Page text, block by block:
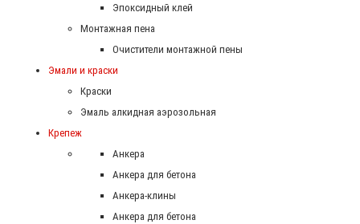
Эпоксидный клей
Монтажная пена
Очистители монтажной пены
Эмали и краски
Краски
Эмаль алкидная аэрозольная
Крепеж
Анкера
Анкера для бетона
Анкера-клины
Анкера для бетона